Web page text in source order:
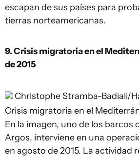
escapan de sus países para
tierras norteamericanas.
9. Crisis migratoria en el
de 2015
Christophe Stramba-Badiali/
Crisis migratoria en el
En la imagen, uno de los barcos
Argos, interviene en una
en agosto de 2015. La actividad